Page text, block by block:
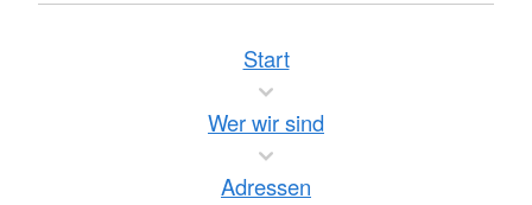
Start
Wer wir sind
Adressen